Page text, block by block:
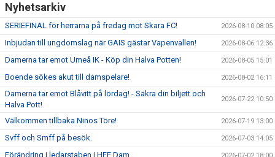
Nyhetsarkiv
SERIEFINAL för herrarna på fredag mot Skara FC! 2026-08-10 08:05
Inbjudan till ungdomslag när GAIS gästar Vapenvallen! 2026-08-06 12:36
Damerna tar emot Umeå IK - Köp din Halva Potten! 2026-08-05 15:01
Boende sökes akut till damspelare! 2026-08-02 16:11
Damerna tar emot Blåvitt på lördag! - Säkra din biljett och
Halva Pott!
2026-07-22 10:50
Välkommen tillbaka Ninos Töre! 2026-07-19 13:00
Svff och Smff på besök. 2026-07-03 14:05
Förändring i ledarstaben i HFF Dam